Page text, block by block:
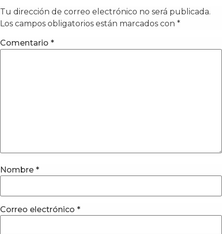
Tu dirección de correo electrónico no será publicada.
Los campos obligatorios están marcados con *
Comentario *
Nombre *
Correo electrónico *